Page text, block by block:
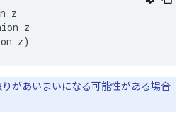
z
z
があいまいになる可能性がある場合